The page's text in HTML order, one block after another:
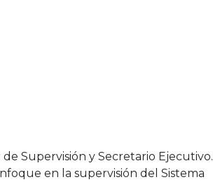
Supervisión y Secretario Ejecutivo.
en la supervisión del Sistema